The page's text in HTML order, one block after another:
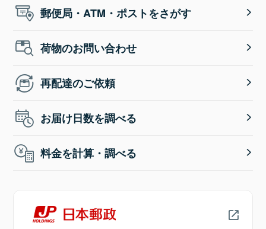
郵便局・ATM・ポストをさがす
荷物のお問い合わせ
再配達のご依頼
お届け日数を調べる
料金を計算・調べる